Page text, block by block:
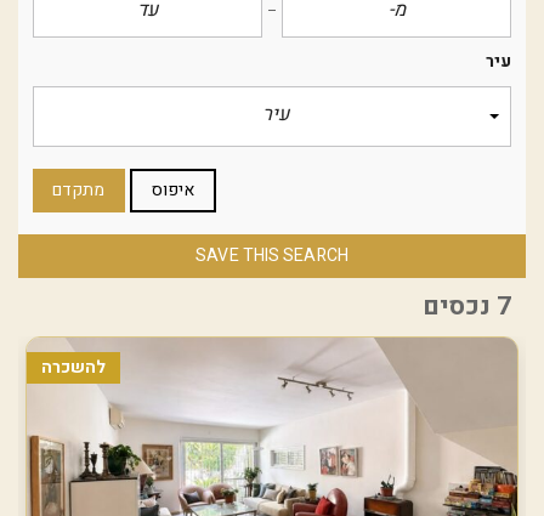
עיר
עיר
איפוס מתקדם
SAVE THIS SEARCH
7 נכסים
להשכרה